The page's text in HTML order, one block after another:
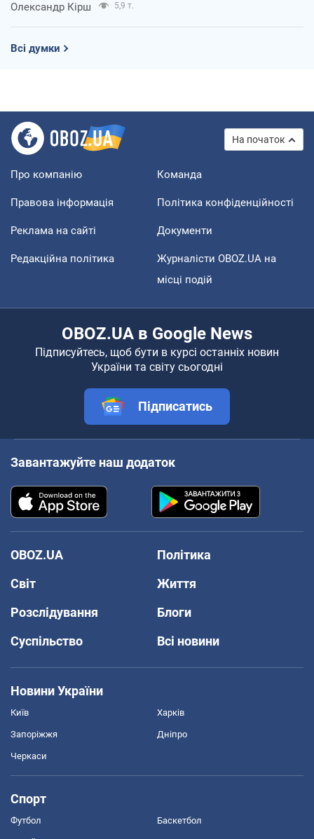
Олександр Кірш 5,9 т.
Всі думки
На початок
Про компанію Команда
Правова інформація Політика конфіденційності
Реклама на сайті Документи
Редакційна політика
Журналісти OBOZ.UA на
місці подій
OBOZ.UA в Google News
Підписуйтесь, щоб бути в курсі останніх новин
України та світу сьогодні
Підписатись
Завантажуйте наш додаток
OBOZ.UA
Політика
Світ
Життя
Розслідування
Блоги
Суспільство
Всі новини
Новини України
Київ Харків
Запоріжжя Дніпро
Черкаси
Спорт
Футбол Баскетбол